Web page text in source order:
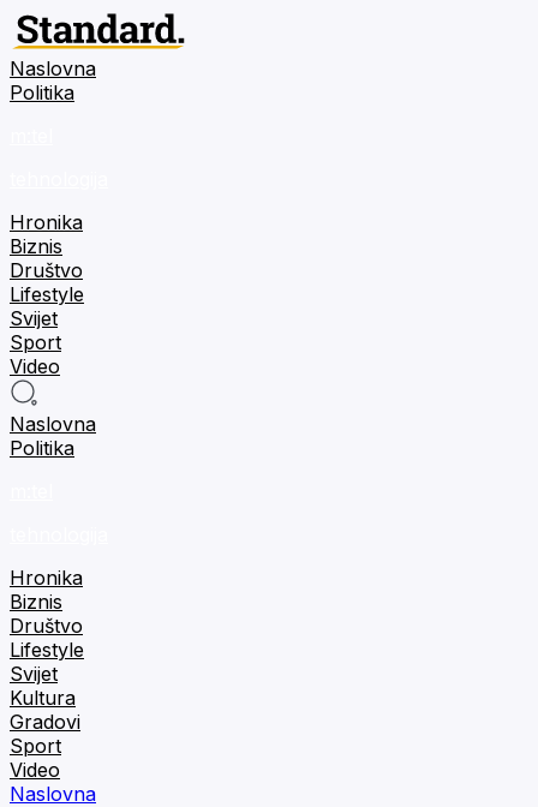
Naslovna
Politika
Hronika
Biznis
Društvo
Lifestyle
Svijet
Sport
Video
Naslovna
Politika
Hronika
Biznis
Društvo
Lifestyle
Svijet
Kultura
Gradovi
Sport
Video
Naslovna